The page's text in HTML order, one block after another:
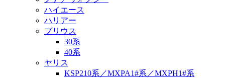
ハイエース
ハリアー
プリウス
30系
40系
ヤリス
KSP210系／MXPA1#系／MXPH1#系